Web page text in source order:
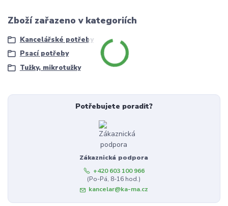
Zboží zařazeno v kategoriích
Kancelářské potřeby
Psací potřeby
Tužky, mikrotužky
Potřebujete poradit?
Zákaznická podpora
+420 603 100 966
(Po-Pá, 8-16 hod.)
kancelar@ka-ma.cz